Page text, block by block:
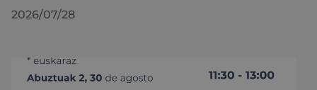
2026/07/28